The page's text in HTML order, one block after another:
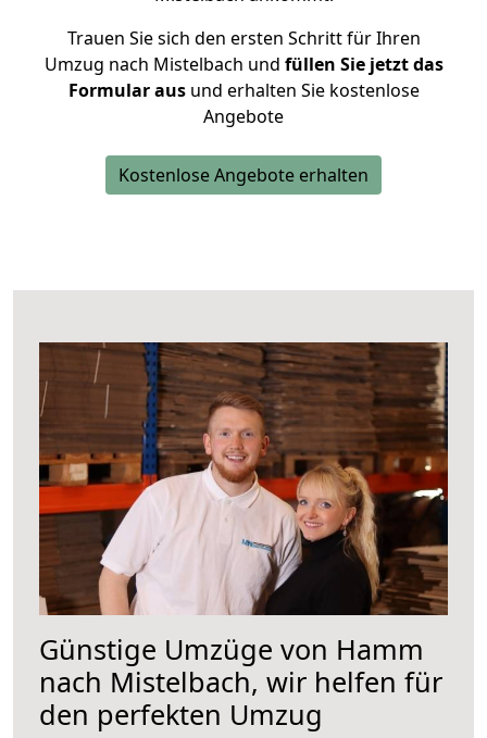
Trauen Sie sich den ersten Schritt für Ihren
Umzug nach Mistelbach und füllen Sie jetzt das
Formular ausund erhalten Sie kostenlose
Angebote
Kostenlose Angebote erhalten
Günstige Umzüge von Hamm
nach Mistelbach, wir helfen für
den perfekten Umzug